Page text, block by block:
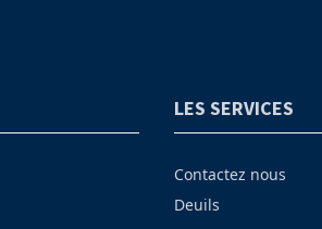
LES SERVICES
Contactez nous
Deuils